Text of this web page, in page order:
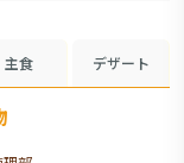
主食 デザート